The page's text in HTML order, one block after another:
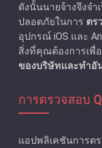
ดังนั้นนายจ้างจึงจ
ปลอดภัยในการ ตร
อุปกรณ์ iOS และ
สิ่งที่คุณต้องการเพื่อ
ของบริษัทและทําอั
การตรวจสอบ
แอปพลิเคชันการตร